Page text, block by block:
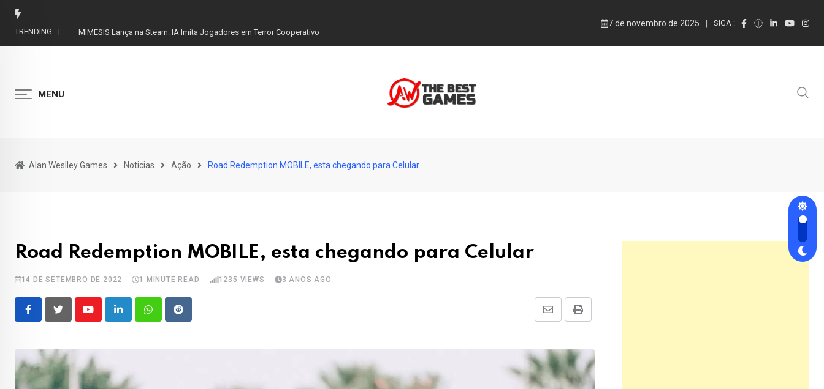
Skip
TRENDING MIMESIS Lança na Steam: IA Imita Jogadores em Terror Cooperativo
7 de novembro de 2025 SIGA :
MENU
Alan Weslley Games Noticias Ação Road Redemption MOBILE, esta chegando para Celular
Road Redemption MOBILE, esta chegando para Celular
14 DE SETEMBRO DE 2022 1 MINUTE READ 1235 VIEWS 3 ANOS AGO
YoutubeLinkedInWhatsappReddit Print
Share
Email